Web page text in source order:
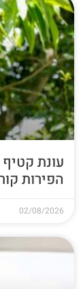
עונת
הפירות
02/08/2026